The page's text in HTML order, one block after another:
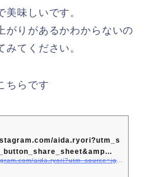
美味しいです。
がりがあるかわからないの
みてください。
ちらです
aida.ryori?utm_s